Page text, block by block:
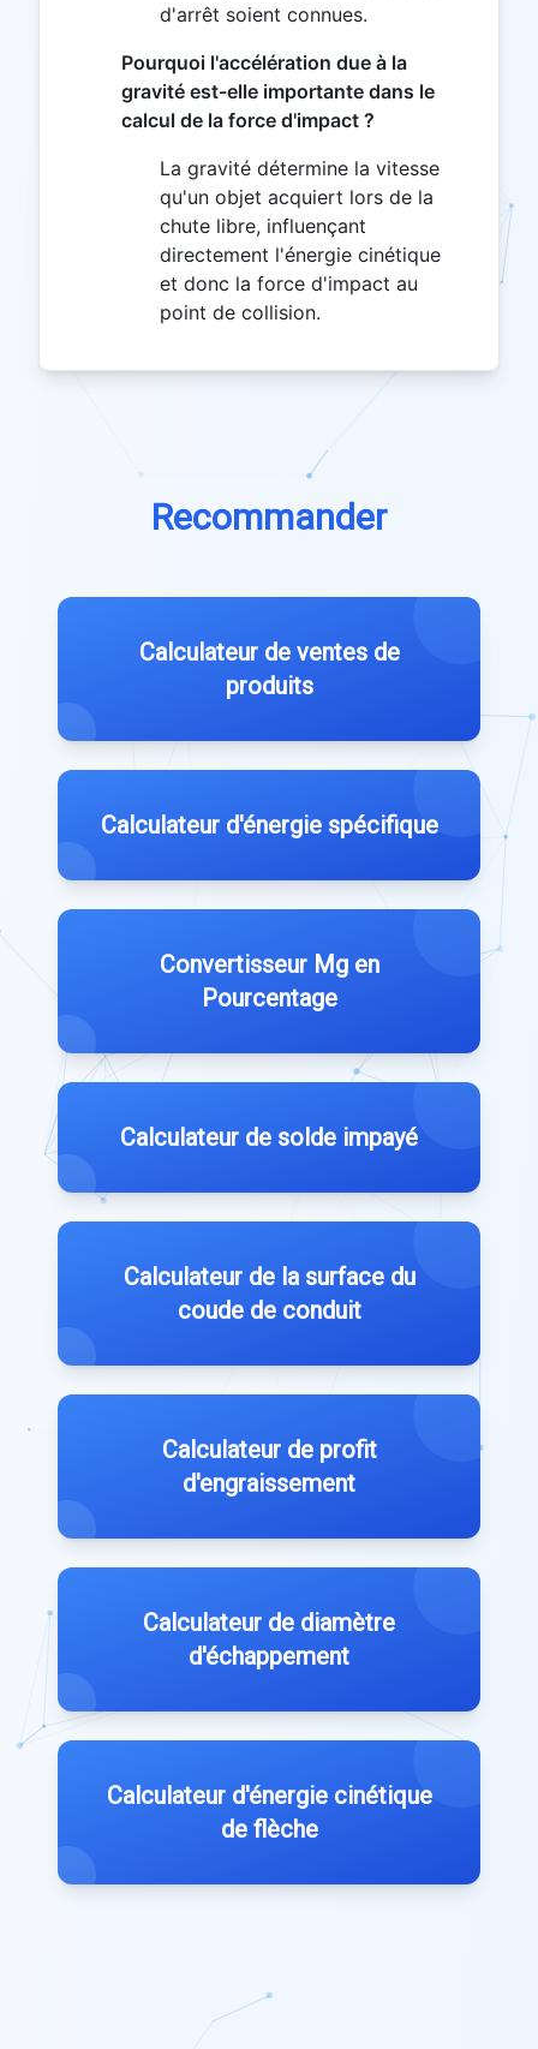
d'arrêt soient connues.
Pourquoi l'accélération due à la
gravité est-elle importante dans le
calcul de la force d'impact ?
La gravité détermine la vitesse
qu'un objet acquiert lors de la
chute libre, influençant
directement l'énergie cinétique
et donc la force d'impact au
point de collision.
Recommander
Calculateur de ventes de
produits
Calculateur d'énergie spécifique
Convertisseur Mg en
Pourcentage
Calculateur de solde impayé
Calculateur de la surface du
coude de conduit
Calculateur de profit
d'engraissement
Calculateur de diamètre
d'échappement
Calculateur d'énergie cinétique
de flèche